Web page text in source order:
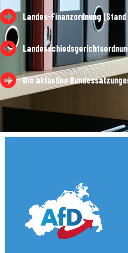
Landes-Finanzordnung
Die aktuellen